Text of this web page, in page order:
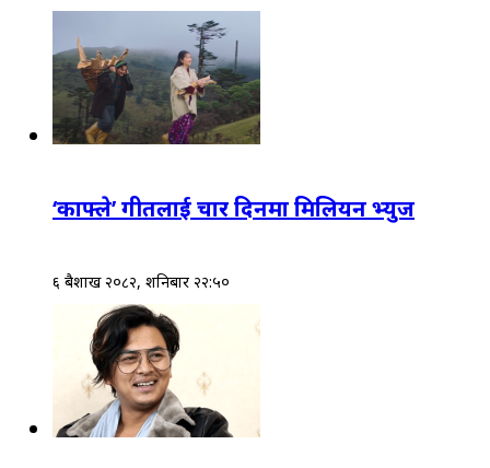
‘काफ्ले’ गीतलाई चार दिनमा मिलियन भ्युज
६ बैशाख २०८२, शनिबार २२:५०